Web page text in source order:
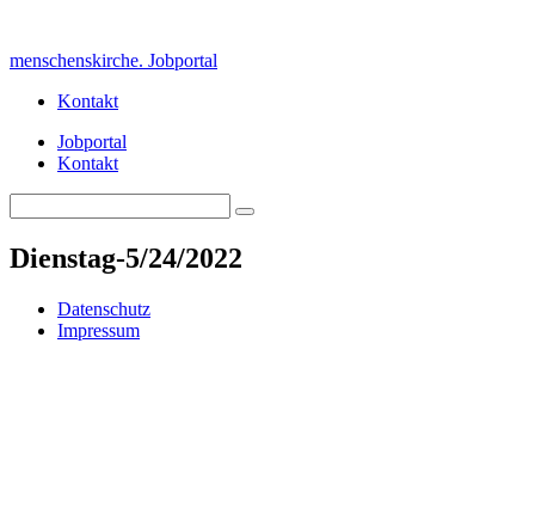
content
menschenskirche. Jobportal
Kontakt
Jobportal
Kontakt
for:
Search
Dienstag-5/24/2022
Datenschutz
Impressum